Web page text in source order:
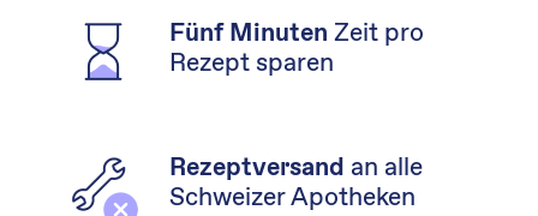
Fünf Minuten Zeit pro
Rezept sparen
Rezeptversand an alle
Schweizer Apotheken